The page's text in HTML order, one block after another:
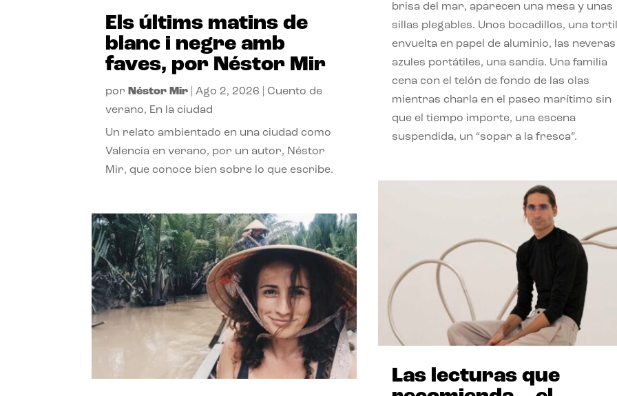
Els últims matins de
blanc i negre amb
faves, por Néstor Mir
por Néstor Mir |Ago 2, 2026 |Cuento de
verano, En la ciudad
Un relato ambientado en una ciudad como
Valencia en verano, por un autor, Néstor
Mir, que conoce bien sobre lo que escribe.
brisa del mar, aparecen una mesa y unas
sillas plegables. Unos bocadillos, una
envuelta en papel de aluminio, las neveras
azules portátiles, una sandía. Una familia
cena con el telón de fondo de las olas
mientras charla en el paseo marítimo sin
que el tiempo importe, una escena
suspendida, un “sopar a la fresca”.
Las lecturas que